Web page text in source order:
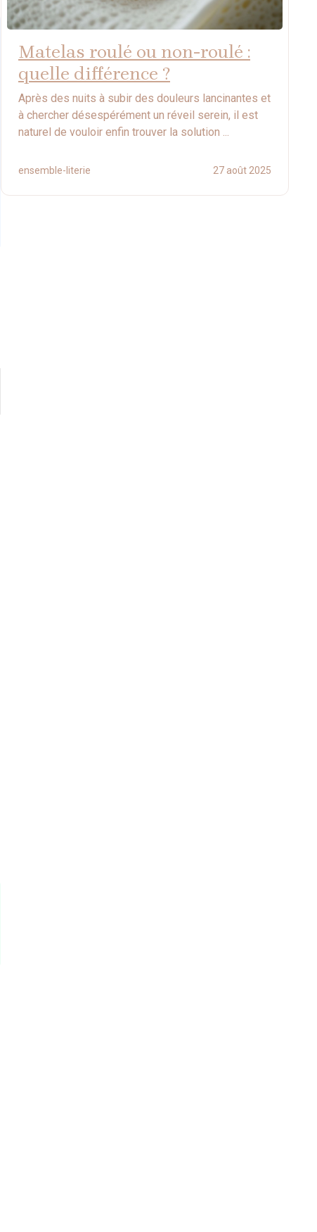
Matelas roulé ou non-roulé :
quelle différence ?
Après des nuits à subir des douleurs lancinantes et
à chercher désespérément un réveil serein, il est
naturel de vouloir enfin trouver la solution ...
ensemble-literie 27 août 2025